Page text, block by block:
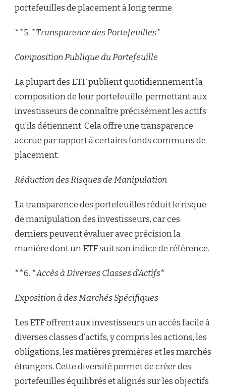
portefeuilles de placement à long terme.
**5. *Transparence des Portefeuilles*
Composition Publique du Portefeuille
La plupart des ETF publient quotidiennement la
composition de leur portefeuille, permettant aux
investisseurs de connaître précisément les actifs
qu’ils détiennent. Cela offre une transparence
accrue par rapport à certains fonds communs de
placement.
Réduction des Risques de Manipulation
La transparence des portefeuilles réduit le risque
de manipulation des investisseurs, car ces
derniers peuvent évaluer avec précision la
manière dont un ETF suit son indice de référence.
**6. *Accès à Diverses Classes d’Actifs*
Exposition à des Marchés Spécifiques
Les ETF offrent aux investisseurs un accès facile à
diverses classes d’actifs, y compris les actions, les
obligations, les matières premières et les marchés
étrangers. Cette diversité permet de créer des
portefeuilles équilibrés et alignés sur les objectifs